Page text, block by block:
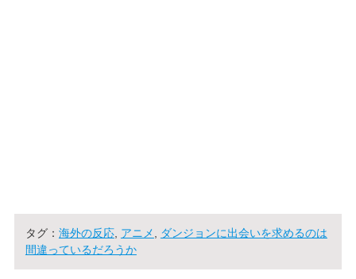
タグ： 海外の反応, アニメ
ダンジョンに出会いを求めるのは
間違っているだろうか